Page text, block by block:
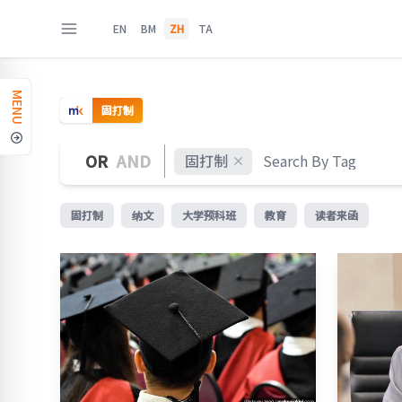
EN BM ZH TA
MENU 固打制
OR AND 固打制
固打制 纳文 大学预科班 教育 读者来函